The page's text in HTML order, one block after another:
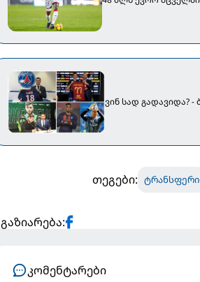
ვინ სად გადავიდა?
თეგები: ტრანსფერი
გაზიარება:
კომენტარები